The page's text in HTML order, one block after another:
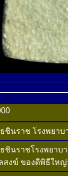
ชินราช โรงพยาบ
ชินราชโรงพยาบ
สงฆ์ ของดีพิธีใหญ่